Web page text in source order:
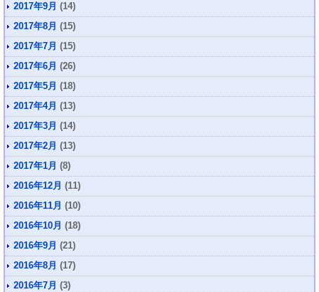
2017年9月 (14)
2017年8月 (15)
2017年7月 (15)
2017年6月 (26)
2017年5月 (18)
2017年4月 (13)
2017年3月 (14)
2017年2月 (13)
2017年1月 (8)
2016年12月 (11)
2016年11月 (10)
2016年10月 (18)
2016年9月 (21)
2016年8月 (17)
2016年7月 (3)